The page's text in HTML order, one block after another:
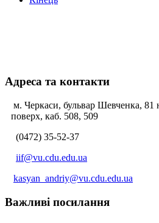
Адреса та контакти
м. Черкаси, бульвар Шевченка,
поверх, каб. 508, 509
(0472) 35-52-37
iif@vu.cdu.edu.ua
kasyan_andriy@vu.cdu.edu.ua
Важливі посилання